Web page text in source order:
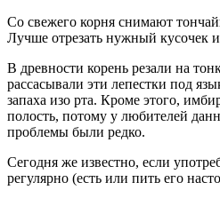
Со свежего корня снимают
Лучше отрезать нужный кусочек и
В древности корень резали на
рассасывали эти лепестки под
запаха изо рта. Кроме этого,
полость, потому у любителей
проблемы были редко.
Сегодня же известно, если
регулярно (есть или пить его